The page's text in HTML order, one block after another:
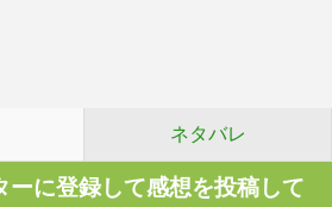
ネタバレ
ーに登録して感想を投稿して